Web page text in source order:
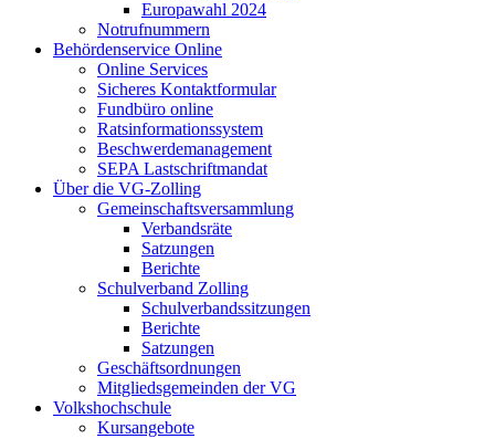
Europawahl 2024
Notrufnummern
Behördenservice Online
Online Services
Sicheres Kontaktformular
Fundbüro online
Ratsinformationssystem
Beschwerdemanagement
SEPA Lastschriftmandat
Über die VG-Zolling
Gemeinschaftsversammlung
Verbandsräte
Satzungen
Berichte
Schulverband Zolling
Schulverbandssitzungen
Berichte
Satzungen
Geschäftsordnungen
Mitgliedsgemeinden der VG
Volkshochschule
Kursangebote